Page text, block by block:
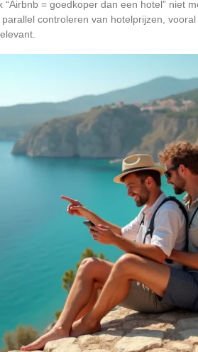
= goedkoper dan een hotel” niet
controleren van hotelprijzen,